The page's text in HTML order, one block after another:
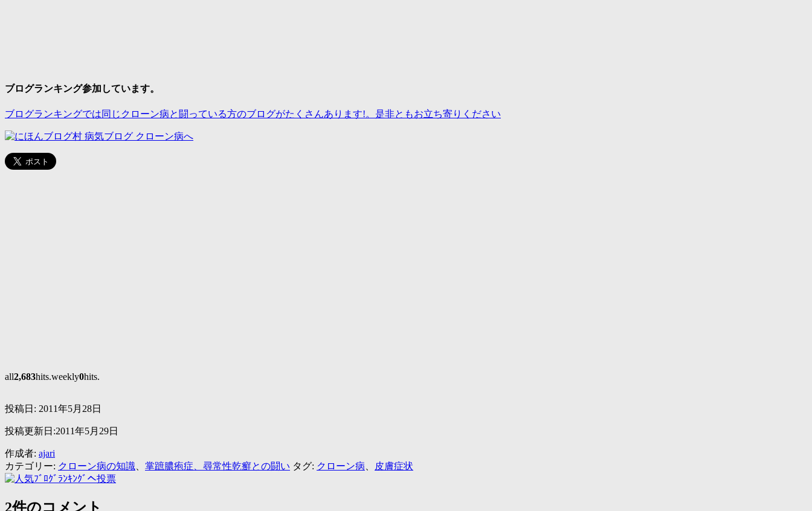
ブログランキング参加しています。
ブログランキングでは同じクローン病と闘っている方のブログがたくさんあります!。是非ともお立ち寄りください
all2,683hits.weekly0hits.
投稿日: 2011年5月28日
投稿更新日:2011年5月29日
作成者: ajari
カテゴリー: クローン病の知識 掌蹠膿疱症、尋常性乾癬との闘い タグ: クローン病 皮膚症状
2件のコメント